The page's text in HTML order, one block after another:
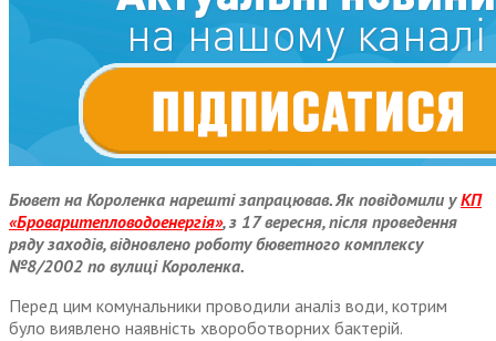
Бювет на Короленка нарешті запрацював. Як повідомили уКП
«Броваритепловодоенергія», з 17 вересня, після проведення
ряду заходів, відновлено роботу бюветного комплексу
№8/2002 по вулиці Короленка.
Перед цим комунальники проводили аналіз води, котрим
було виявлено наявність хвороботворних бактерій.